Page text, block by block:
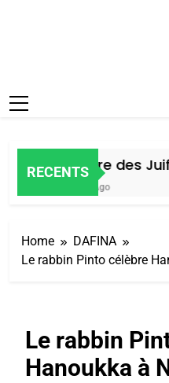
RECENTS
Histoire des Juifs
6 Jours Ago
Home
DAFINA
Le rabbin Pinto célèbre
Le rabbin
Hanoukka à